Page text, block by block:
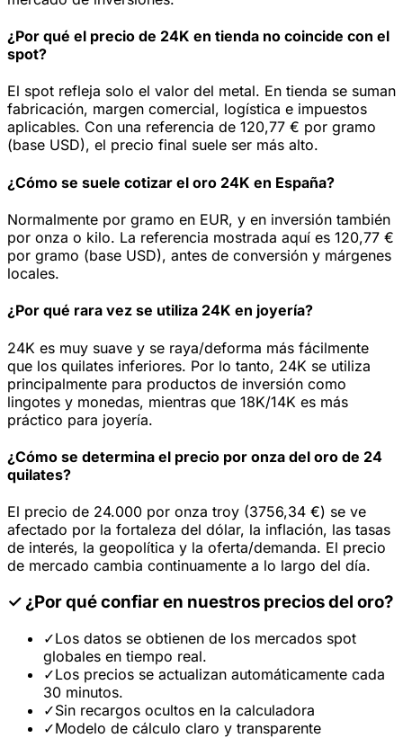
¿Por qué el precio de 24K en tienda no coincide con el
spot?
El spot refleja solo el valor del metal. En tienda se suman
fabricación, margen comercial, logística e impuestos
aplicables. Con una referencia de 120,77 € por gramo
(base USD), el precio final suele ser más alto.
¿Cómo se suele cotizar el oro 24K en España?
Normalmente por gramo en EUR, y en inversión también
por onza o kilo. La referencia mostrada aquí es 120,77 €
por gramo (base USD), antes de conversión y márgenes
locales.
¿Por qué rara vez se utiliza 24K en joyería?
24K es muy suave y se raya/deforma más fácilmente
que los quilates inferiores. Por lo tanto, 24K se utiliza
principalmente para productos de inversión como
lingotes y monedas, mientras que 18K/14K es más
práctico para joyería.
¿Cómo se determina el precio por onza del oro de 24
quilates?
El precio de 24.000 por onza troy (3756,34 €) se ve
afectado por la fortaleza del dólar, la inflación, las tasas
de interés, la geopolítica y la oferta/demanda. El precio
de mercado cambia continuamente a lo largo del día.
✓ ¿Por qué confiar en nuestros precios del oro?
✓Los datos se obtienen de los mercados spot
globales en tiempo real.
✓Los precios se actualizan automáticamente cada
30 minutos.
✓Sin recargos ocultos en la calculadora
✓Modelo de cálculo claro y transparente